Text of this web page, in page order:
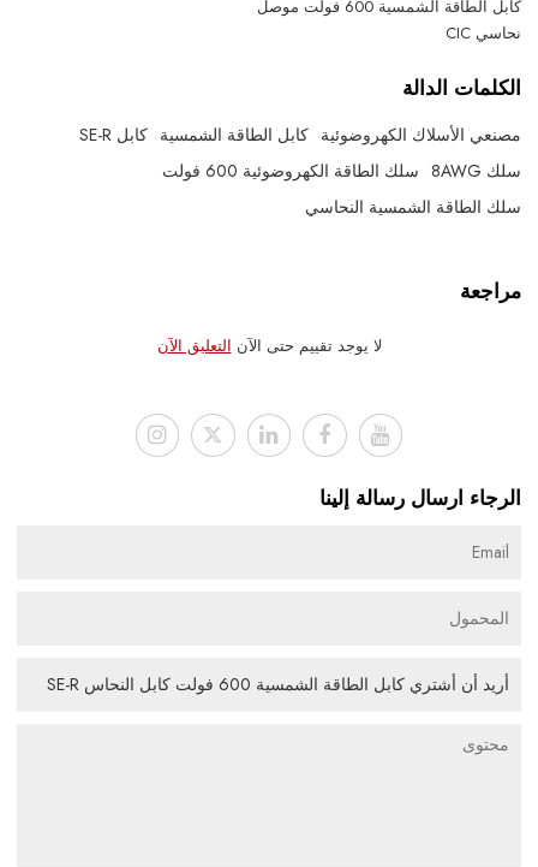
كابل الطاقة الشمسية 600 فولت موصل
نحاسي CIC
الكلمات الدالة
مصنعي الأسلاك الكهروضوئية كابل الطاقة الشمسية كابل SE-R
سلك 8AWG
سلك الطاقة الكهروضوئية 600 فولت
سلك الطاقة الشمسية النحاسي
مراجعة
لا يوجد تقييم حتى الآن التعليق الآن
الرجاء ارسال رسالة إلينا